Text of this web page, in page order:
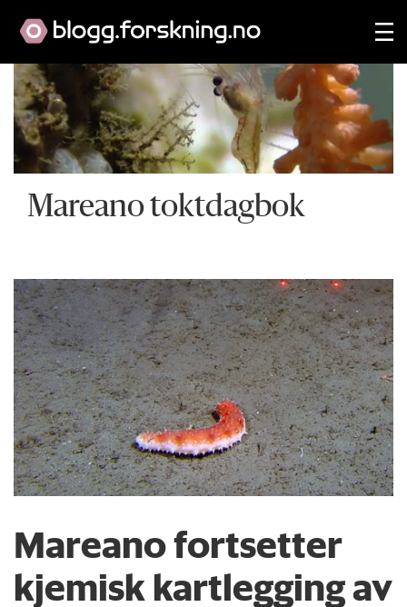
Mareano toktdagbok
Mareano fortsetter
kjemisk kartlegging av